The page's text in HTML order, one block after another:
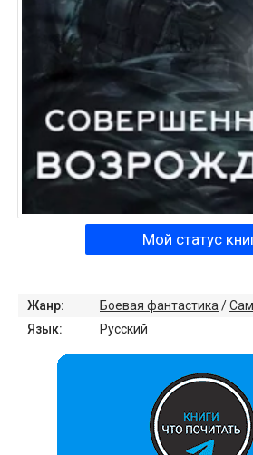
Мой статус
Жанр: Боевая фантастика /
Язык:
Русский